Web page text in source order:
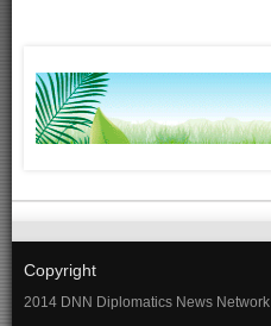
Copyright
2014 DNN Diplomatics News Network